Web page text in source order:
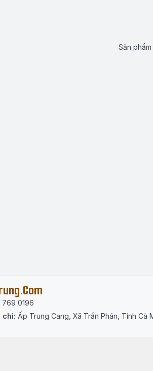
Sản
769 0196
chỉ: Ấp Trung Cang, Xã Trần Phán, Tỉnh Cà